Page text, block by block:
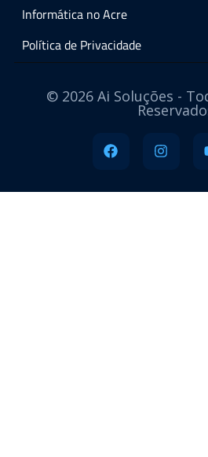
Informática no Acre
Política de Privacidade
© 2026 Ai Soluções -